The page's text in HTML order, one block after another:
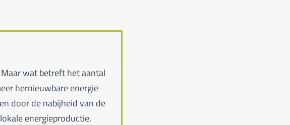
wat betreft het aantal
hernieuwbare energie
door de nabijheid van de
energieproductie.